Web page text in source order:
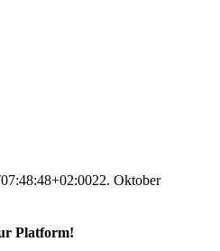
22. Oktober
Platform!